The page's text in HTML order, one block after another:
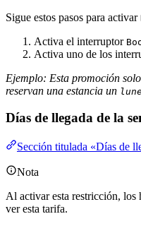
Sigue estos pasos para activar
Activa el interruptor
Activa uno de los
Ejemplo: Esta promoción
reservan una estancia un
Días de llegada de la
Sección titulada «Días de
Nota
Al activar esta restricción, los
ver esta tarifa.